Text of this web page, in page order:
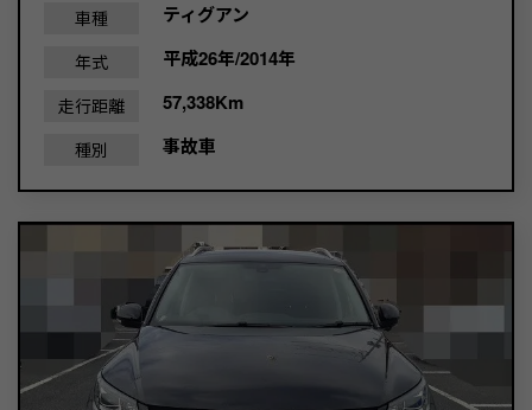
車種 ティグアン
年式 平成26年/2014年
走行距離 57,338Km
種別 事故車